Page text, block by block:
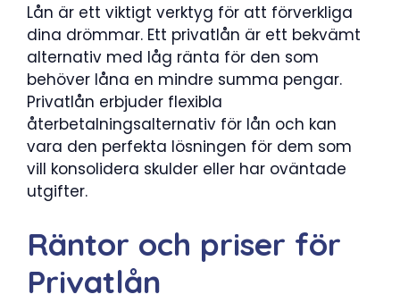
Lån är ett viktigt verktyg för att förverkliga
dina drömmar. Ett privatlån är ett bekvämt
alternativ med låg ränta för den som
behöver låna en mindre summa pengar.
Privatlån erbjuder flexibla
återbetalningsalternativ för lån och kan
vara den perfekta lösningen för dem som
vill konsolidera skulder eller har oväntade
utgifter.
Räntor och priser för
Privatlån